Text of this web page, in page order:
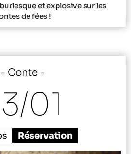
et explosive sur les
de fées !
Conte
01
Réservation